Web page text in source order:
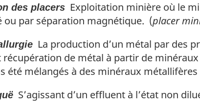
des placers Exploitation minière où le
ou par séparation magnétique. (placer
La production d’un métal par des
de métal à partir de
été mélangés à des minéraux
S’agissant d’un effluent à l’état non